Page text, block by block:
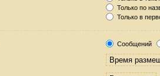
Только по
Только в
Сообщений